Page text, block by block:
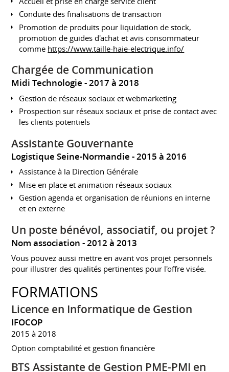
Conduite des finalisations de transaction
Promotion de produits pour liquidation de stock,
promotion de guides d'achat et avis consommateur
comme https://www.taille-haie-electrique.info/
Chargée de Communication
Midi Technologie 2017 à 2018
Gestion de réseaux sociaux et webmarketing
Prospection sur réseaux sociaux et prise de contact avec
les clients potentiels
Assistante Gouvernante
Logistique Seine-Normandie 2015 à 2016
Assistance à la Direction Générale
Mise en place et animation réseaux sociaux
Gestion agenda et organisation de réunions en interne
et en externe
Un poste bénévol, associatif, ou projet ?
Nom association 2012 à 2013
Vous pouvez aussi mettre en avant vos projet personnels
pour illustrer des qualités pertinentes pour l'offre visée.
FORMATIONS
Licence en Informatique de Gestion
IFOCOP
2015 à 2018
Option comptabilité et gestion financière
BTS Assistante de Gestion PME-PMI en